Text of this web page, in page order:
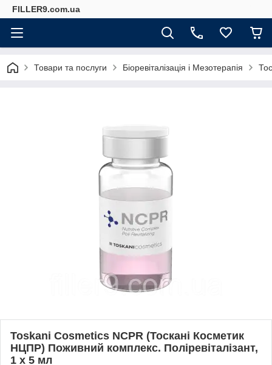
FILLER9.com.ua
Товари та послуги Біоревіталізація і Мезотерапія
Toskani Cosmetics NCPR (Тоскані Косметик
НЦПР) Поживний комплекс. Поліревіталізант,
1 x 5 мл